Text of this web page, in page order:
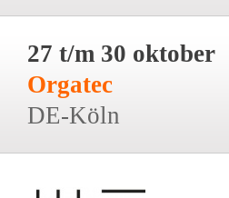
27 t/m 30 oktober
Orgatec
DE-Köln